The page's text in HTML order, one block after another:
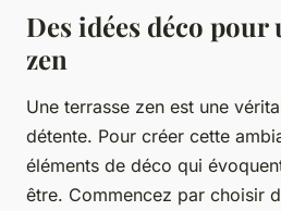
Des idées déco pour
zen
Une terrasse zen est une
détente. Pour créer cette
éléments de déco qui
être. Commencez par choisir